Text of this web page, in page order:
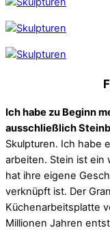
Ich habe zu Beginn
ausschließlich
Skulpturen. Ich habe
arbeiten. Stein ist ein
hat ihre eigene
verknüpft ist. Der
Küchenarbeitsplatte
Millionen Jahren